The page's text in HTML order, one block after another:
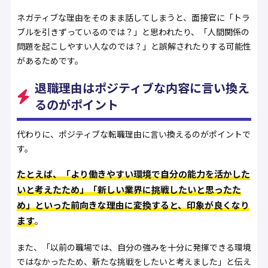
ネガティブな理由をそのまま話してしまうと、面接官に「トラ
ブルを引きずっているのでは？」と思われたり、「人間関係の
問題を起こしやすい人なのでは？」と誤解されたりする可能性
があるためです。
退職理由はポジティブな内容に言い換え
るのがポイント
代わりに、ポジティブな転職理由に言い換えるのがポイントで
す。
たとえば、「より働きやすい環境で自分の能力を活かした
いと考えたため」「新しい業界に挑戦したいと思ったた
め」といった前向きな理由に変換すると、印象が良くなり
ます。
また、「以前の職場では、自分の強みを十分に発揮できる環境
ではなかったため、新たな挑戦をしたいと考えました」と伝え